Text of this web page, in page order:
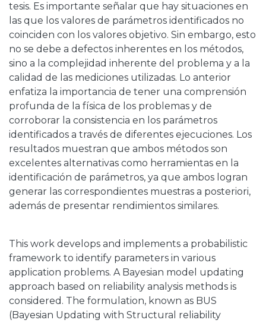
tesis. Es importante señalar que hay situaciones en
las que los valores de parámetros identificados no
coinciden con los valores objetivo. Sin embargo, esto
no se debe a defectos inherentes en los métodos,
sino a la complejidad inherente del problema y a la
calidad de las mediciones utilizadas. Lo anterior
enfatiza la importancia de tener una comprensión
profunda de la física de los problemas y de
corroborar la consistencia en los parámetros
identificados a través de diferentes ejecuciones. Los
resultados muestran que ambos métodos son
excelentes alternativas como herramientas en la
identificación de parámetros, ya que ambos logran
generar las correspondientes muestras a posteriori,
además de presentar rendimientos similares.
This work develops and implements a probabilistic
framework to identify parameters in various
application problems. A Bayesian model updating
approach based on reliability analysis methods is
considered. The formulation, known as BUS
(Bayesian Updating with Structural reliability